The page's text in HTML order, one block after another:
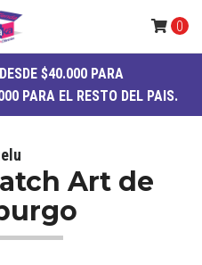
$40.000 PARA
PARA EL RESTO DEL PAIS.
0
Art de